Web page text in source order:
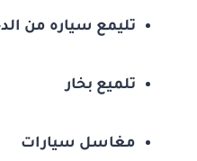
تليمع سياره من
تلميع بخار
مغاسل سيارات